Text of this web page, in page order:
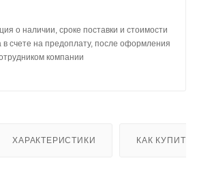
о наличии, сроке поставки и стоимости
в счете на предоплату, после оформления
компании
ХАРАКТЕРИСТИКИ КАК КУПИТЬ